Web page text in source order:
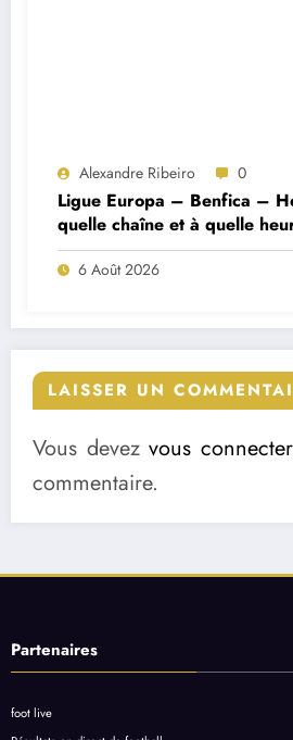
Alexandre Ribeiro 0
Ligue Europa – Benfica –
quelle chaîne et à quelle
match ?
6 Août 2026
LAISSER UN
Vous devezvous connecter
commentaire.
Partenaires
foot live